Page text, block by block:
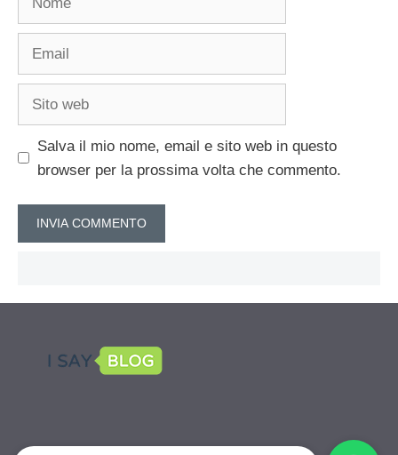
Salva il mio nome, email e sito web in questo
browser per la prossima volta che commento.